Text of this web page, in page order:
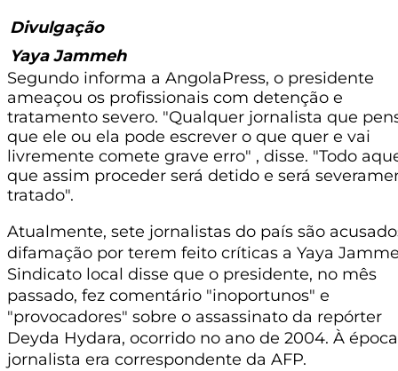
Divulgação
Yaya Jammeh
Segundo informa a AngolaPress, o presidente
ameaçou os profissionais com detenção e
tratamento severo. "Qualquer jornalista que
que ele ou ela pode escrever o que quer e vai
livremente comete grave erro" , disse. "Todo
que assim proceder será detido e será
tratado".
Atualmente, sete jornalistas do país são
difamação por terem feito críticas a Yaya
Sindicato local disse que o presidente, no mês
passado, fez comentário "inoportunos" e
"provocadores" sobre o assassinato da repórter
Deyda Hydara, ocorrido no ano de 2004. À
jornalista era correspondente da AFP.